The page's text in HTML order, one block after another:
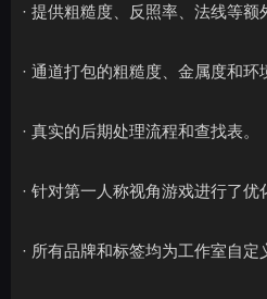
· 提供粗糙度、反照率、法线等额
· 通道打包的粗糙度、金属度和环
· 真实的后期处理流程和查找表。
· 针对第一人称视角游戏进行了优
· 所有品牌和标签均为工作室自定